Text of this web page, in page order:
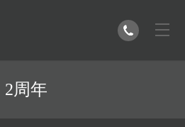
2周年